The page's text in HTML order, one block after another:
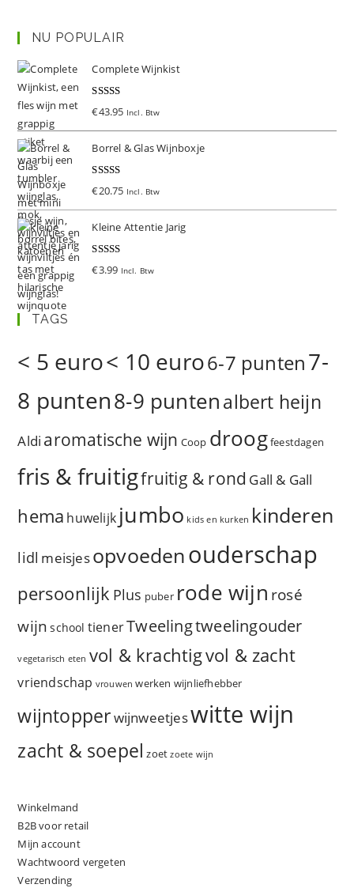
NU POPULAIR
Complete Wijnkist
Gewaardeer
€43.95 Incl. Btw
Borrel & Glas Wijnboxje
Gewaardeer
€20.75 Incl. Btw
Kleine Attentie Jarig
Gewaardeer
€3.99 Incl. Btw
TAGS
< 5 euro< 10 euro6-7 punten7-
8 punten8-9 puntenalbert heijn
Aldi aromatische wijn Coop droogfeestdagen
fris & fruitigfruitig & rond Gall & Gall
hema huwelijk jumbo kids en kurken kinderen
lidl meisjesopvoedenouderschap
persoonlijk Plus puber rode wijn rosé
wijn school tienerTweelingtweelingouder
vegetarisch eten vol & krachtigvol & zacht
vriendschap vrouwen werken wijnliefhebber
wijntopperwijnweetjeswitte wijn
zacht & soepel zoet zoete wijn
Winkelmand
B2B voor retail
Mijn account
Wachtwoord vergeten
Verzending